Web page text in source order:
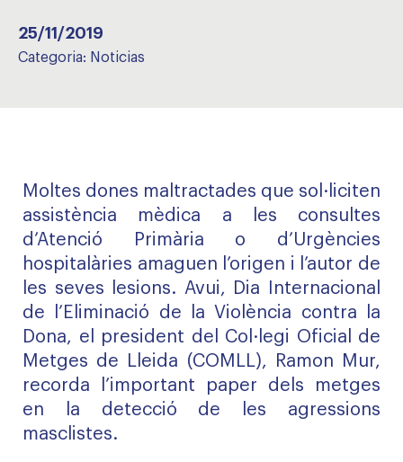
25/11/2019
Categoria: Noticias
Moltes dones maltractades que sol·liciten
assistència mèdica a les consultes
d’Atenció Primària o d’Urgències
hospitalàries amaguen l’origen i l’autor de
les seves lesions. Avui, Dia Internacional
de l’Eliminació de la Violència contra la
Dona, el president del Col·legi Oficial de
Metges de Lleida (COMLL), Ramon Mur,
recorda l’important paper dels metges
en la detecció de les agressions
masclistes.